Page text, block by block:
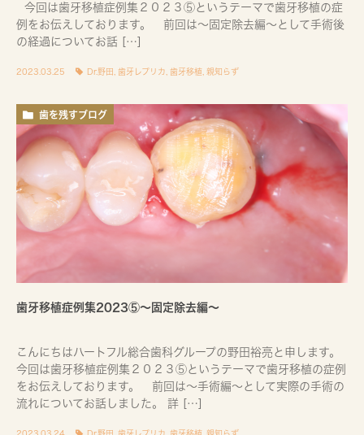
今回は歯牙移植症例集２０２３⑤というテーマで歯牙移植の症
例をお伝えしております。 前回は〜固定除去編〜として手術後
の経過についてお話 […]
2023.03.25 Dr.野田 歯牙レプリカ 歯牙移植 親知らず
歯を残すブログ
歯牙移植症例集2023⑤〜固定除去編〜
こんにちはハートフル総合歯科グループの野田裕亮と申します。
今回は歯牙移植症例集２０２３⑤というテーマで歯牙移植の症例
をお伝えしております。 前回は〜手術編〜として実際の手術の
流れについてお話しました。 詳 […]
2023.03.24 Dr.野田 歯牙レプリカ 歯牙移植 親知らず